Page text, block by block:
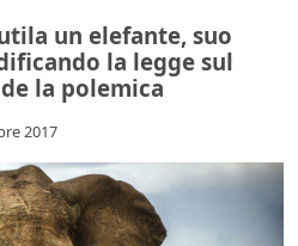
un elefante, suo
la legge sul
la polemica
2017